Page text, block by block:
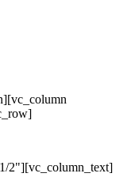
2"][vc_column_text]